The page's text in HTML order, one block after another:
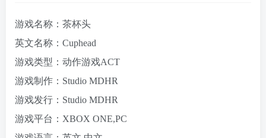
游戏名称：茶杯头
英文名称：Cuphead
游戏类型：动作游戏ACT
游戏制作：Studio MDHR
游戏发行：Studio MDHR
游戏平台：XBOX ONE,PC